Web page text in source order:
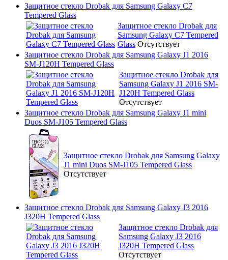
Защитное стекло Drobak для Samsung Galaxy C7
Tempered Glass
Защитное стекло Drobak для
Samsung Galaxy C7 Tempered
Glass Отсутствует
Защитное стекло Drobak для Samsung Galaxy J1 2016
SM-J120H Tempered Glass
Защитное стекло Drobak для
Samsung Galaxy J1 2016 SM-
J120H Tempered Glass
Отсутствует
Защитное стекло Drobak для Samsung Galaxy J1 mini
Duos SM-J105 Tempered Glass
Защитное стекло Drobak для Samsung Galaxy
J1 mini Duos SM-J105 Tempered Glass
Отсутствует
Защитное стекло Drobak для Samsung Galaxy J3 2016
J320H Tempered Glass
Защитное стекло Drobak для
Samsung Galaxy J3 2016
J320H Tempered Glass
Отсутствует